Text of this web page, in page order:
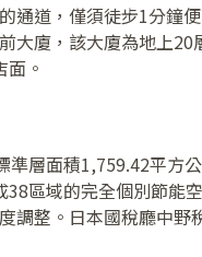
通道，僅須徒步1分鐘
大廈，該大廈為地上20
。
準層面積1,759.42平方
38區域的完全個別節能
調整。日本國稅廳中野